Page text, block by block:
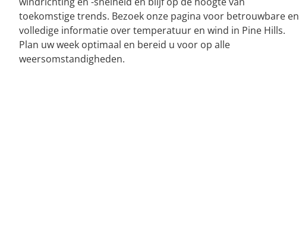
toekomstige trends. Bezoek onze pagina voor betrouwbare en
volledige informatie over temperatuur en wind in Pine Hills.
Plan uw week optimaal en bereid u voor op alle
weersomstandigheden.